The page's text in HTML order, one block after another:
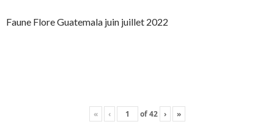
Faune Flore Guatemala juin juillet 2022
« ‹ of42 › »